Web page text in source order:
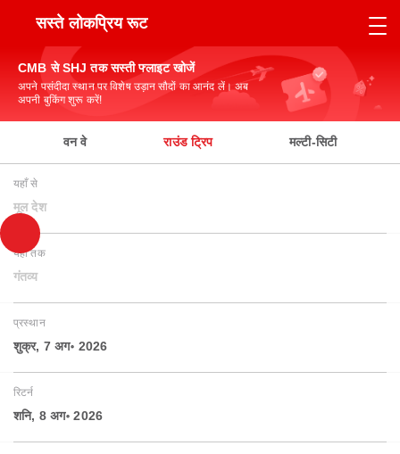
सस्ते लोकप्रिय रूट
CMB से SHJ तक सस्ती फ्लाइट खोजें
अपने पसंदीदा स्थान पर विशेष उड़ान सौदों का आनंद लें। अब
अपनी बुकिंग शुरू करें!
वन वे राउंड ट्रिप मल्टी-सिटी
यहाँ से
मूल देश
यहाँ तक
गंतव्य
प्रस्थान
शुक्र, 7 अग॰ 2026
रिटर्न
शनि, 8 अग॰ 2026